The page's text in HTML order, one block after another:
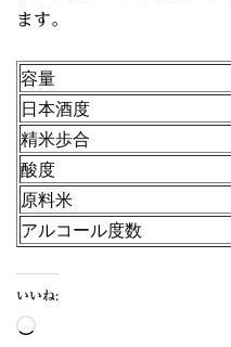
ます。
容量
日本酒度
精米歩合
酸度
原料米
アルコール度数
いいね: